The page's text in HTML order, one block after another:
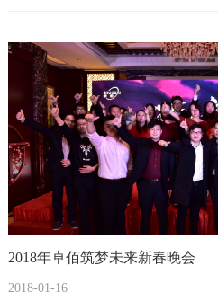
2018年卓佰筑梦未来新春晚会
2018-01-16